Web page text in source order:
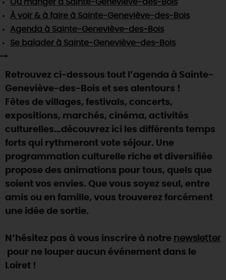
TOUTES LES ACTIVITÉS
Visitesgourmandesetcréatives
Vins etvignobles
Chic,une aire de pique-nique
Par ici lesguinguettes
La Route desMétiers d'Art
TOUT L'ART DE VIVRE
Des vacances auprès des animaux 🐎
(re)Découvrir les coulisses de la Faïencerie de
Gien !
Une saison de festivals 🎉
Rendez-vous de la nature en 2026
Des sorties en famille dans le Loiret !
Programme des animations "Loiret au fil de l'eau"
Où sortir ?
AUJOURD'HUI
DEMAIN
SE REPÉRER,SE DÉPLACER
INFOS & SERVICES
Où manger à Sainte-Geneviève-des-Bois
À voir & à faire à Sainte-Geneviève-des-Bois
Agenda à Sainte-Geneviève-des-Bois
Se balader à Sainte-Geneviève-des-Bois
Retrouvez ci-dessous tout l’agenda à Sainte-
Geneviève-des-Bois et ses alentours !
Fêtes de villages, festivals, concerts,
expositions, marchés, cinéma, activités
culturelles…découvrez ici les différents temps
forts qui rythmeront vote séjour. Une
programmation culturelle riche et diversifiée
propose des animations pour tous, quels que
soient vos envies. Que vous soyez seul, entre
amis ou en famille, vous trouverez forcément
une idée de sortie.
N’hésitez pas à vous inscrire à notre newsletter
pour ne louper aucun événement dans le
Loiret !